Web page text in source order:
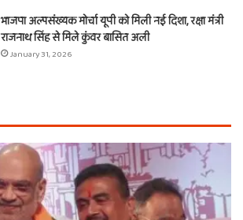
भाजपा अल्पसंख्यक मोर्चा यूपी को मिली नई दिशा, रक्षा मंत्री
राजनाथ सिंह से मिले कुंवर बासित अली
January 31, 2026